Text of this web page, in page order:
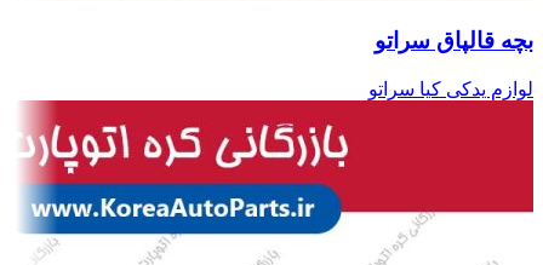
بچه قالپاق سراتو
لوازم یدکی کیا سراتو